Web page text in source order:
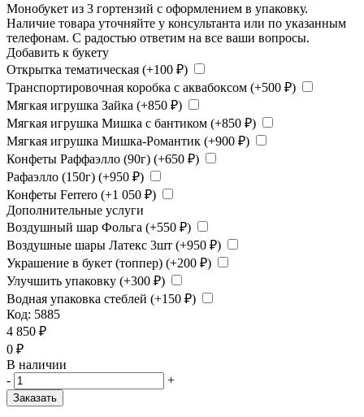
Монобукет из 3 гортензий с оформлением в упаковку.
Наличие товара уточняйте у консультанта или по указанным
телефонам. С радостью ответим на все ваши вопросы.
Добавить к букету
Открытка тематическая (+100 ₽)
Транспортировочная коробка с аквабоксом (+500 ₽)
Мягкая игрушка Зайка (+850 ₽)
Мягкая игрушка Мишка с бантиком (+850 ₽)
Мягкая игрушка Мишка-Романтик (+900 ₽)
Конфеты Раффаэлло (90г) (+650 ₽)
Рафаэлло (150г) (+950 ₽)
Конфеты Ferrero (+1 050 ₽)
Дополнительные услуги
Воздушный шар Фольга (+550 ₽)
Воздушные шары Латекс 3шт (+950 ₽)
Украшение в букет (топпер) (+200 ₽)
Улучшить упаковку (+300 ₽)
Водная упаковка стеблей (+150 ₽)
Код: 5885
4 850 ₽
0 ₽
В наличии
-
+
Заказать